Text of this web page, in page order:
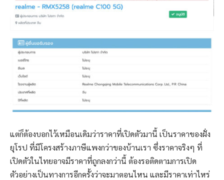
แต่ก็ต้องบอกไว้เหมือนเดิมว่าราคาที่เปิดตัวมานี้ เป็นราคาของฝั่ง
ยุโรป ที่มีโครงสร้างภาษีแพงกว่าของบ้านเรา ซึ่งราคาจริงๆ ที่
เปิดตัวในไทยอาจมีราคาที่ถูกลงกว่านี้ ต้องรอติดตามการเปิด
ตัวอย่างเป็นทางการอีกครั้งว่าจะมาตอนไหน และมีราคาเท่าไหร่